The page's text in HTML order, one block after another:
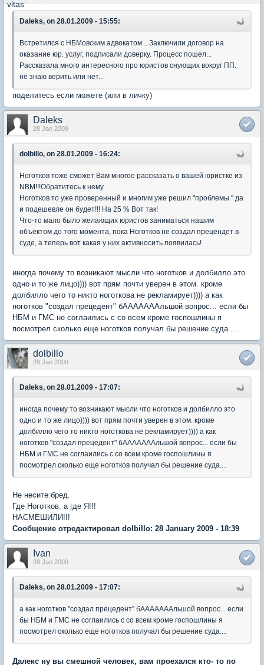
Daleks, on 28.01.2009 - 15:55:
Встретился с НБМовским адвокатом... Заключили договор на
оказание юр. услуг, подписали доверку. Процесс пошел...
Рассказала много интересного про юристов снующих вокруг ПП.
не знаю верить или нет...
поделитесь если можете (или в личку)
Daleks
28 Jan 2009
dolbillo, on 28.01.2009 - 16:24:
Ноготков тоже сможет Вам многое рассказать о вашей юристке из
NBM!!!Обратитесь к нему.
Ноготков то уже проверенный и многим уже решил "проблемы " да
и подешевле он будет!!! На 25 % Вот так!
Что-то мало было желающих юристов заниматься нашим
объектом до того момента, пока Ноготков не создал прецендет в
суде, а теперь вот какая у них активносить появилась!
иногда почему то возникают мысли что ноготков и долбилло это
одно и то же лицо)))) вот прям почти уверен в этом. кроме
долбилло чего то никто ноготкова не рекламирует)))) а как
ноготков "создал прецедент" бАААААААльшой вопрос... если бы
НБМ и ГМС не соглаились с со всем кроме госпошлины я
посмотрел сколько еще ноготков получал бы решение суда....
dolbillo
28 Jan 2009
Daleks, on 28.01.2009 - 17:07:
иногда почему то возникают мысли что ноготков и долбилло это
одно и то же лицо)))) вот прям почти уверен в этом. кроме
долбилло чего то никто ноготкова не рекламирует)))) а как
ноготков "создал прецедент" бАААААААльшой вопрос... если бы
НБМ и ГМС не соглаились с со всем кроме госпошлины я
посмотрел сколько еще ноготков получал бы решение суда....
Не несите бред.
Где Ноготков. а где Я!!!
НАСМЕШИЛИ!!!
Сообщение отредактировал dolbillo: 28 January 2009 - 18:39
Ivan
28 Jan 2009
Daleks, on 28.01.2009 - 17:07:
а как ноготков "создал прецедент" бАААААААльшой вопрос... если
бы НБМ и ГМС не соглаились с со всем кроме госпошлины я
посмотрел сколько еще ноготков получал бы решение суда....
Далекс ну вы смешной человек, вам проехался кто- то по